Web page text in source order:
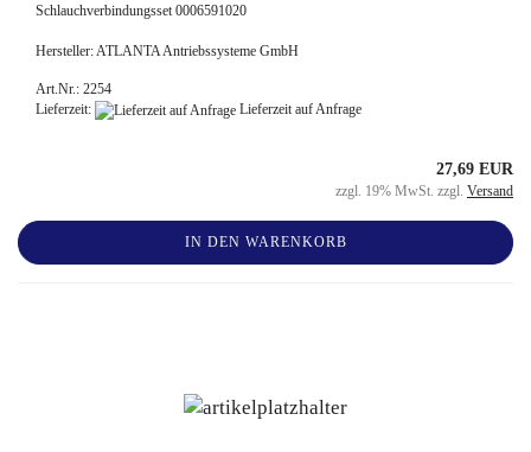
Schlauchverbindungsset 0006591020
Hersteller: ATLANTA Antriebssysteme GmbH
Art.Nr.: 2254
Lieferzeit:
Lieferzeit auf Anfrage
27,69 EUR
zzgl. 19% MwSt. zzgl. Versand
IN DEN WARENKORB